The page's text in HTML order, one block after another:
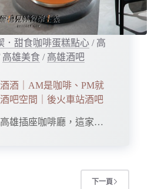
．甜食咖啡蛋糕點心 / 高
高雄美食 / 高雄酒吧
酒｜AM是咖啡、PM就
吧空間｜後火車站酒吧
雄插座咖啡廳，這家…
下一頁